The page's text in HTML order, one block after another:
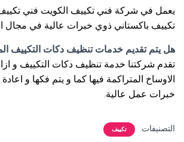
يعمل في شركة فني تكييف الكويت فني
تكييف باكستاني ذوي خبرات عالية في مجال
هل يتم تقديم خدمات تنظيف دكات التكييف
تقدم شركتنا خدمة تنظيف دكات التكييف و
الاوساخ المتراكمة فيها كما و يتم فكها و
خبرات عمل عالية.
التصنيفات: تكييف